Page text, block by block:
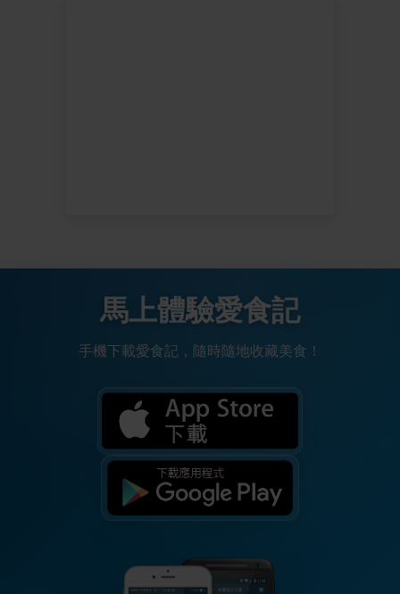
馬上體驗愛食記
手機下載愛食記，隨時隨地收藏美食！